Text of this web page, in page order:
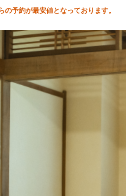
の予約が最安値となっております。
Previous